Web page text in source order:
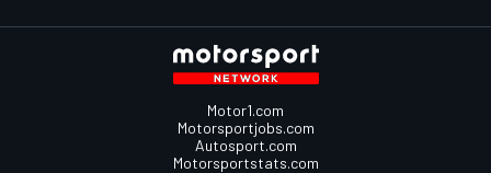
Motor1.com
Motorsportjobs.com
Autosport.com
Motorsportstats.com